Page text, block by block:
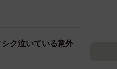
2/6
ク泣いている意外